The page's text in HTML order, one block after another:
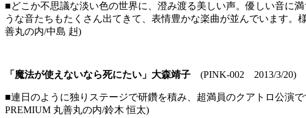
■どこか不思議な淡い色の世界に、澄み渡る美しい声。優しい音に
うな音たちもたくさん出てきて、表情豊かな楽曲が並んでいます
善丸の内/中島 赳)
「魔法が使えないなら死にたい」大森靖子 (PINK-002 2013/3/20)
■連日のように独りステージで研鑽を積み、超満員のクアトロ公演
PREMIUM 丸善丸の内/鈴木 恒太)